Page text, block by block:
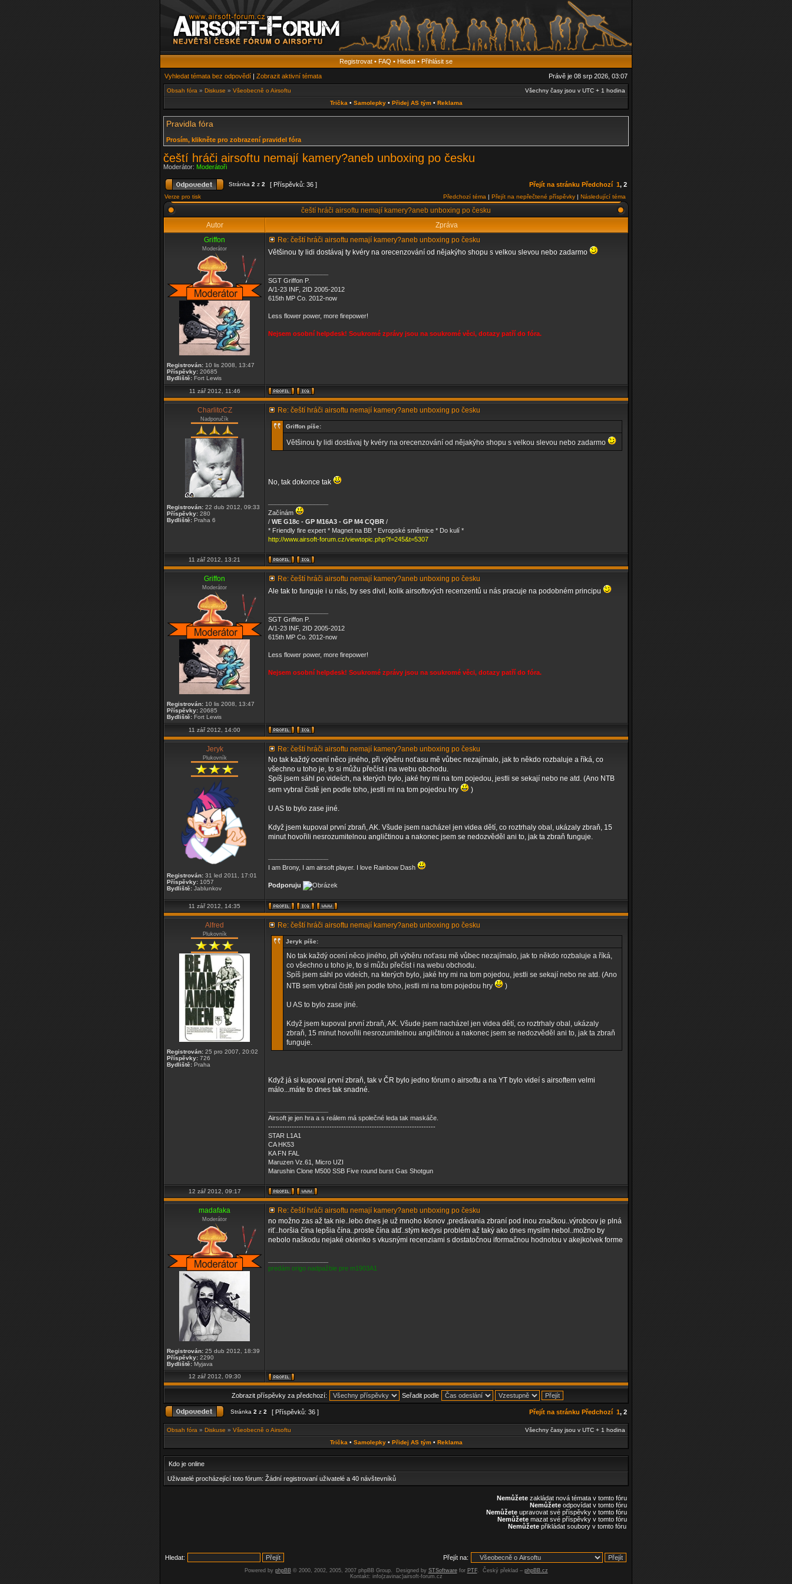
Registrovat • FAQ • Hledat • Přihlásit se
Vyhledat témata bez odpovědí | Zobrazit aktivní témata Právě je 08 srp 2026, 03:07
Obsah fóra » Diskuse » Všeobecně o Airsoftu
Všechny časy jsou v UTC + 1 hodina
Trička • Samolepky• Přidej AS tým• Reklama
Pravidla fóra
Prosím, klikněte pro zobrazení pravidel fóra
čeští hráči airsoftu nemají kamery?aneb unboxing po česku
Moderátor: Moderátoři
Stránka 2 z 2 [ Příspěvků: 36 ] Přejít na stránku Předchozí 1, 2
Verze pro tisk Předchozí téma | Přejít na nepřečtené příspěvky | Následující téma
čeští hráči airsoftu nemají kamery?aneb unboxing po česku
Autor
Zpráva
Griffon
Moderátor
Registrován: 10 lis 2008, 13:47
Příspěvky: 20685
Bydliště: Fort Lewis
Re: čeští hráči airsoftu nemají kamery?aneb unboxing po česku
Většinou ty lidi dostávaj ty kvéry na orecenzování od nějakýho shopu s velkou slevou nebo zadarmo
SGT Griffon P.
A/1-23 INF, 2ID 2005-2012
615th MP Co. 2012-now
Less flower power, more firepower!
Nejsem osobní helpdesk! Soukromé zprávy jsou na soukromé věci, dotazy patří do fóra.
11 zář 2012, 11:46
CharlitoCZ
Nadporučík
Registrován: 22 dub 2012, 09:33
Příspěvky: 280
Bydliště: Praha 6
Re: čeští hráči airsoftu nemají kamery?aneb unboxing po česku
Griffon píše:
Většinou ty lidi dostávaj ty kvéry na orecenzování od nějakýho shopu s velkou slevou nebo zadarmo
No, tak dokonce tak
Začínám
/ WE G18c - GP M16A3 - GP M4 CQBR /
* Friendly fire expert * Magnet na BB * Evropské směrnice * Do kulí *
http://www.airsoft-forum.cz/viewtopic.php?f=245&t=5307
11 zář 2012, 13:21
Griffon
Moderátor
Registrován: 10 lis 2008, 13:47
Příspěvky: 20685
Bydliště: Fort Lewis
Re: čeští hráči airsoftu nemají kamery?aneb unboxing po česku
Ale tak to funguje i u nás, by ses divil, kolik airsoftových recenzentů u nás pracuje na podobném principu
SGT Griffon P.
A/1-23 INF, 2ID 2005-2012
615th MP Co. 2012-now
Less flower power, more firepower!
Nejsem osobní helpdesk! Soukromé zprávy jsou na soukromé věci, dotazy patří do fóra.
11 zář 2012, 14:00
Jeryk
Plukovník
Registrován: 31 led 2011, 17:01
Příspěvky: 1057
Bydliště: Jablunkov
Re: čeští hráči airsoftu nemají kamery?aneb unboxing po česku
No tak každý ocení něco jiného, při výběru noťasu mě vůbec nezajímalo, jak to někdo rozbaluje a říká, co
všechno u toho je, to si můžu přečíst i na webu obchodu.
Spíš jsem sáhl po videích, na kterých bylo, jaké hry mi na tom pojedou, jestli se sekají nebo ne atd. (Ano NTB
sem vybral čistě jen podle toho, jestli mi na tom pojedou hry
)
U AS to bylo zase jiné.
Když jsem kupoval první zbraň, AK. Všude jsem nacházel jen videa dětí, co roztrhaly obal, ukázaly zbraň, 15
minut hovořili nesrozumitelnou angličtinou a nakonec jsem se nedozvěděl ani to, jak ta zbraň funguje.
I am Brony, I am airsoft player. I love Rainbow Dash
Podporuju
11 zář 2012, 14:35
Alfred
Plukovník
Registrován: 25 pro 2007, 20:02
Příspěvky: 726
Bydliště: Praha
Re: čeští hráči airsoftu nemají kamery?aneb unboxing po česku
Jeryk píše:
No tak každý ocení něco jiného, při výběru noťasu mě vůbec nezajímalo, jak to někdo rozbaluje a říká,
co všechno u toho je, to si můžu přečíst i na webu obchodu.
Spíš jsem sáhl po videích, na kterých bylo, jaké hry mi na tom pojedou, jestli se sekají nebo ne atd. (Ano
NTB sem vybral čistě jen podle toho, jestli mi na tom pojedou hry
)
U AS to bylo zase jiné.
Když jsem kupoval první zbraň, AK. Všude jsem nacházel jen videa dětí, co roztrhaly obal, ukázaly
zbraň, 15 minut hovořili nesrozumitelnou angličtinou a nakonec jsem se nedozvěděl ani to, jak ta zbraň
funguje.
Když já si kupoval první zbraň, tak v ČR bylo jedno fórum o airsoftu a na YT bylo videí s airsoftem velmi
málo...máte to dnes tak snadné.
Airsoft je jen hra a s reálem má společné leda tak maskáče.
-----------------------------------------------------------------------
STAR L1A1
CA HK53
KA FN FAL
Maruzen Vz.61, Micro UZI
Marushin Clone M500 SSB Five round burst Gas Shotgun
12 zář 2012, 09:17
madafaka
Moderátor
Registrován: 25 dub 2012, 18:39
Příspěvky: 2290
Bydliště: Myjava
Re: čeští hráči airsoftu nemají kamery?aneb unboxing po česku
no možno zas až tak nie..lebo dnes je už mnoho klonov ,predávania zbraní pod inou značkou..výrobcov je plná
riť..horšia čína lepšia čína..proste čína atď..stým kedysi problém až taký ako dnes myslím nebol..možno by
nebolo naškodu nejaké okienko s vkusnými recenziami s dostatočnou iformačnou hodnotou v akejkolvek forme
predám origo nadpažbie pre m1903A1
12 zář 2012, 09:30
Zobrazit příspěvky za předchozí: Seřadit podle
Stránka 2 z 2 [ Příspěvků: 36 ] Přejít na stránku Předchozí 1, 2
Obsah fóra » Diskuse » Všeobecně o Airsoftu
Všechny časy jsou v UTC + 1 hodina
Trička • Samolepky• Přidej AS tým• Reklama
Kdo je online
Uživatelé procházející toto fórum: Žádní registrovaní uživatelé a 40 návštevníků
Nemůžete zakládat nová témata v tomto fóru
Nemůžete odpovídat v tomto fóru
Nemůžete upravovat své příspěvky v tomto fóru
Nemůžete mazat své příspěvky v tomto fóru
Nemůžete přikládat soubory v tomto fóru
Hledat: Přejít na:
Powered by phpBB© 2000, 2002, 2005, 2007 phpBB Group. Designed by STSoftwarefor PTF. Český překlad – phpBB.cz
Kontakt: info(zavinac)airsoft-forum.cz